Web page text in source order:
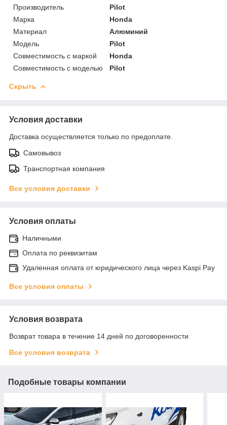
Производитель
Pilot
Марка
Honda
Материал
Алюминий
Модель
Pilot
Совместимость с маркой
Honda
Совместимость с моделью
Pilot
Скрыть
Условия доставки
Доставка осуществляется только по предоплате.
Самовывоз
Транспортная компания
Все условия доставки
Условия оплаты
Наличными
Оплата по реквизитам
Удаленная оплата от юридического лица через Kaspi Pay
Все условия оплаты
Условия возврата
Возврат товара в течение 14 дней по договоренности
Все условия возврата
Подобные товары компании